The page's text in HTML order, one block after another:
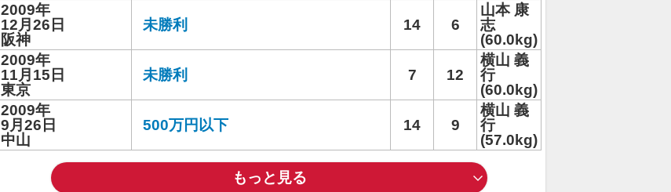
2009年
12月26日
阪神
未勝利 14 6
山本 康
志
(60.0kg)
2009年
11月15日
東京
未勝利 7 12
横山 義
行
(60.0kg)
2009年
9月26日
中山
500万円以下 14 9
横山 義
行
(57.0kg)
もっと見る